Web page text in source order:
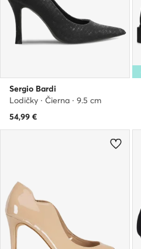
Sergio Bardi
Lodičky · Čierna · 9.5 cm
54,99 €